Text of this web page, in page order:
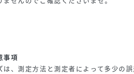
事項
、測定方法と測定者によって多少の